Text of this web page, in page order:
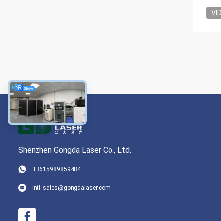
Shenzhen Gongda Laser Co., Ltd.
+8615989859484
intl_sales@gongdalaser.com